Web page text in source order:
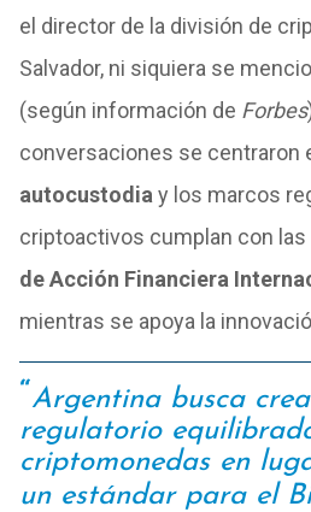
el director de la división de
Salvador, ni siquiera se
(según información de Forbes
conversaciones se centraron
autocustodia y los marcos
criptoactivos cumplan con las
de Acción Financiera
mientras se apoya la
Argentina busca
regulatorio
criptomonedas en
un estándar para el